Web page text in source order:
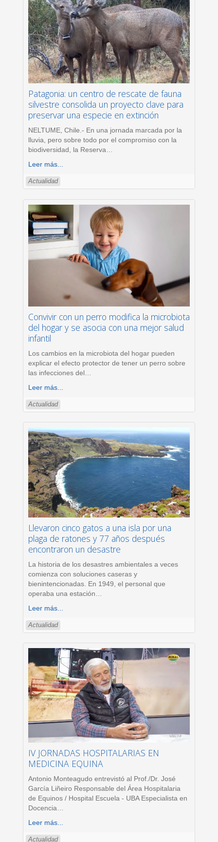
Patagonia: un centro de rescate de fauna
silvestre consolida un proyecto clave para
preservar una especie en extinción
NELTUME, Chile.- En una jornada marcada por la
lluvia, pero sobre todo por el compromiso con la
biodiversidad, la Reserva…
Leer más...
Actualidad
Convivir con un perro modifica la microbiota
del hogar y se asocia con una mejor salud
infantil
Los cambios en la microbiota del hogar pueden
explicar el efecto protector de tener un perro sobre
las infecciones del…
Leer más...
Actualidad
Llevaron cinco gatos a una isla por una
plaga de ratones y 77 años después
encontraron un desastre
La historia de los desastres ambientales a veces
comienza con soluciones caseras y
bienintencionadas. En 1949, el personal que
operaba una estación
Leer más...
Actualidad
IV JORNADAS HOSPITALARIAS EN
MEDICINA EQUINA
Antonio Monteagudo entrevistó al Prof./Dr. José
García Liñeiro Responsable del Área Hospitalaria
de Equinos / Hospital Escuela - UBA Especialista en
Docencia…
Leer más...
Actualidad